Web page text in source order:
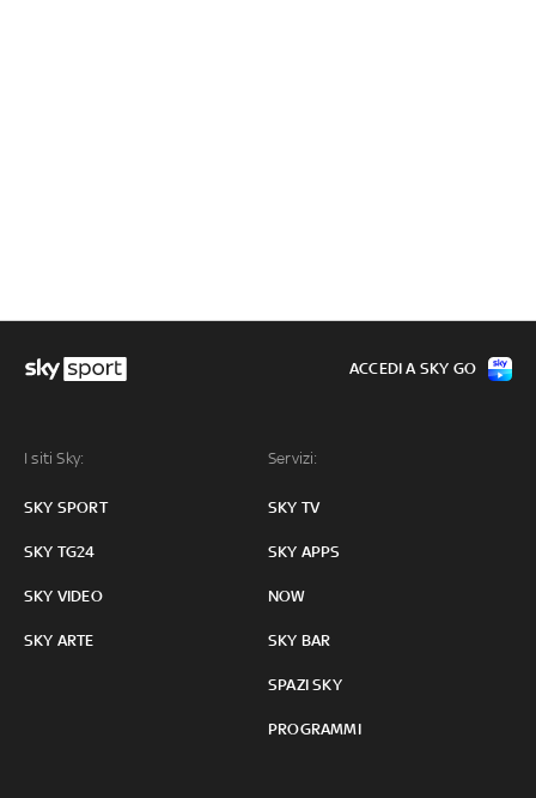
I siti Sky:
SKY SPORT
SKY TG24
SKY VIDEO
SKY ARTE
Servizi:
SKY TV
SKY APPS
NOW
SKY BAR
SPAZI SKY
PROGRAMMI
ACCEDI A SKY GO